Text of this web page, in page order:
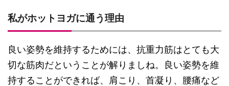
私がホットヨガに通う理由
良い姿勢を維持するためには、抗重力筋はとても大
切な筋肉だということが解りましね。良い姿勢を維
持することができれば、肩こり、首凝り、腰痛など